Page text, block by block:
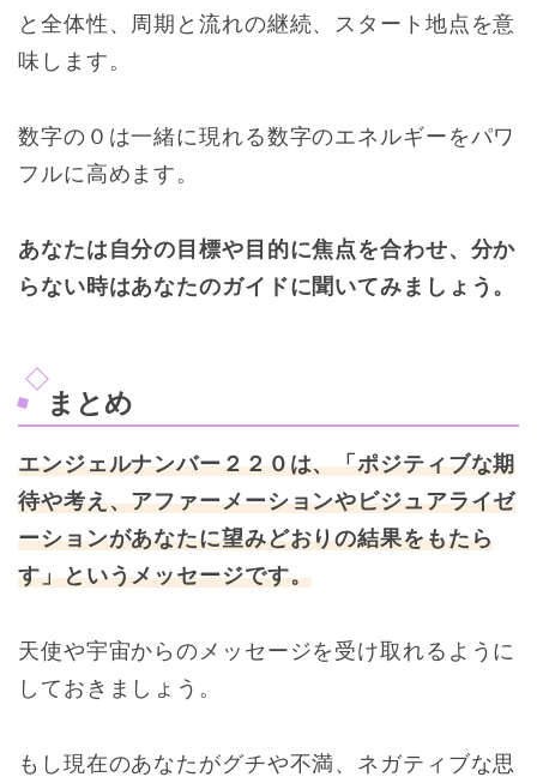
と全体性、周期と流れの継続、スタート地点を意
味します。
数字の０は一緒に現れる数字のエネルギーをパワ
フルに高めます。
あなたは自分の目標や目的に焦点を合わせ、分か
らない時はあなたのガイドに聞いてみましょう。
まとめ
エンジェルナンバー２２０は、「ポジティブな期
待や考え、アファーメーションやビジュアライゼ
ーションがあなたに望みどおりの結果をもたら
す」というメッセージです。
天使や宇宙からのメッセージを受け取れるように
しておきましょう。
もし現在のあなたがグチや不満、ネガティブな思